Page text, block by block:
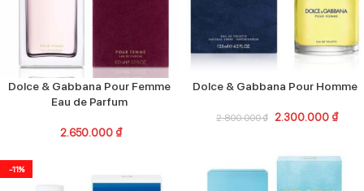
Dolce & Gabbana Pour Femme
Eau de Parfum
2.650.000 ₫
Dolce & Gabbana Pour Homme
2.800.000₫ 2.300.000 ₫
-11%